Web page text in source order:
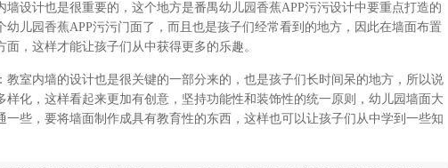
墙设计也是很重要的，这个地方是番禺幼儿园香蕉APP污污设计中要重点打造的
幼儿园香蕉APP污污门面了，而且也是孩子们经常看到的地方，因此在墙面布置
面，这样才能让孩子们从中获得更多的乐趣。
教室内墙的设计也是很关键的一部分来的，也是孩子们长时间呆的地方，所以说
，这样看起来更加有创意，坚持功能性和装饰性的统一原则，幼儿园墙面大
些，要将墙面制作成具有教育性的东西，这样也可以让孩子们从中学到一些知